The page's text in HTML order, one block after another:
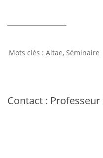
Altae, Séminaire
Contact : Professeur